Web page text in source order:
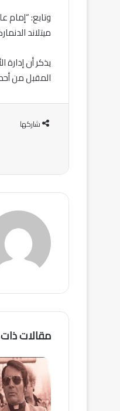
وتابع: “إمام
ميتلاند
يذكر أن
المقبل من أحد
شاركها
مقالات